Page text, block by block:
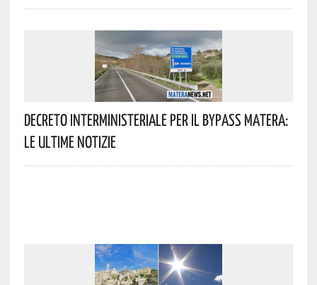
Decreto Interministeriale Per Il Bypass Matera:
Le Ultime Notizie